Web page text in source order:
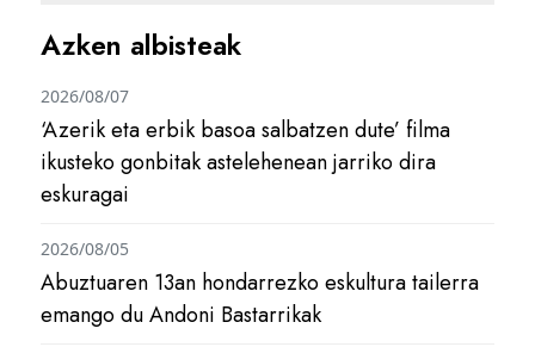
Azken albisteak
‘Azerik eta erbik basoa salbatzen dute’ filma
ikusteko gonbitak astelehenean jarriko dira
eskuragai
2026/08/07
Abuztuaren 13an hondarrezko eskultura tailerra
emango du Andoni Bastarrikak
2026/08/05